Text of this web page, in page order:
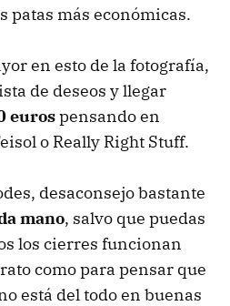
patas más económicas.
en esto de la fotografía,
de deseos y llegar
eurospensando en
o Really Right Stuff.
desaconsejo bastante
mano, salvo que puedas
los cierres funcionan
como para pensar que
está del todo en buenas